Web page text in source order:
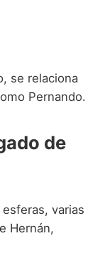
se relaciona
Pernando.
de
varias
Hernán,